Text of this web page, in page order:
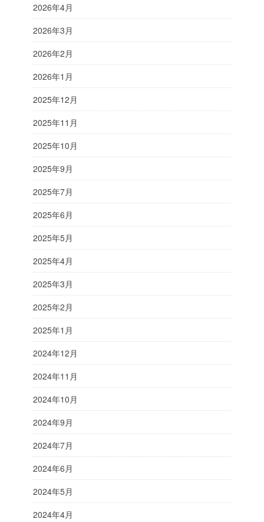
2026年4月
2026年3月
2026年2月
2026年1月
2025年12月
2025年11月
2025年10月
2025年9月
2025年7月
2025年6月
2025年5月
2025年4月
2025年3月
2025年2月
2025年1月
2024年12月
2024年11月
2024年10月
2024年9月
2024年7月
2024年6月
2024年5月
2024年4月